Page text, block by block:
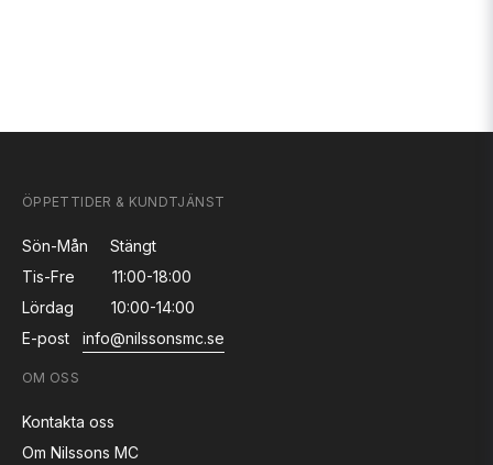
ÖPPETTIDER & KUNDTJÄNST
Sön-Mån
Stängt
Tis-Fre
11:00-18:00
Lördag
10:00-14:00
E-post
info@nilssonsmc.se
OM OSS
Kontakta oss
Om Nilssons MC